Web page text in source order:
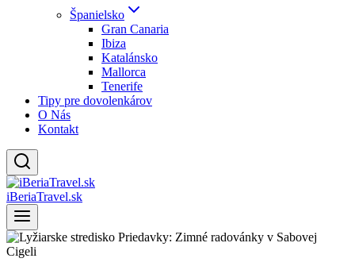
Španielsko
Gran Canaria
Ibiza
Katalánsko
Mallorca
Tenerife
Tipy pre dovolenkárov
O Nás
Kontakt
iBeriaTravel.sk